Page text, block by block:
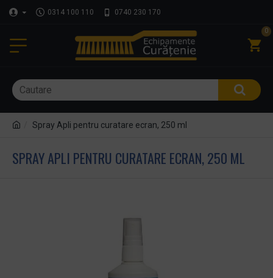
0314 100 110 0740 230 170
0
Spray Apli pentru curatare ecran, 250 ml
SPRAY APLI PENTRU CURATARE ECRAN, 250 ML